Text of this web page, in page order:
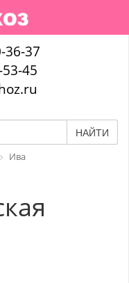
36-37
45
НАЙТИ
Ива